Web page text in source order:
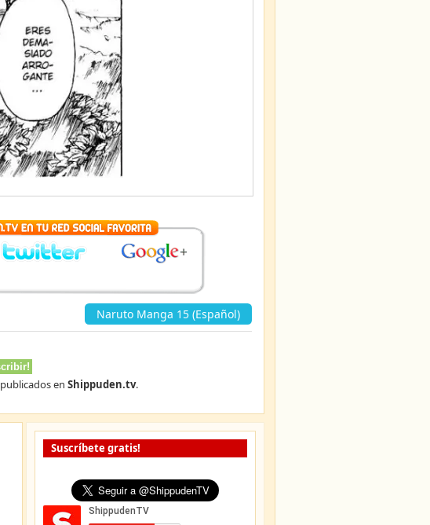
Naruto Manga 15 (Español)
publicados en Shippuden.tv.
Suscríbete gratis!